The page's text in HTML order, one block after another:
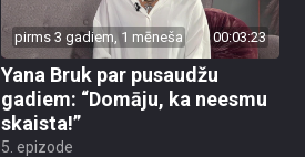
pirms 3 gadiem, 1 mēneša 00:03:23
Yana Bruk par pusaudžu
gadiem: “Domāju, ka neesmu
skaista!”
5. epizode